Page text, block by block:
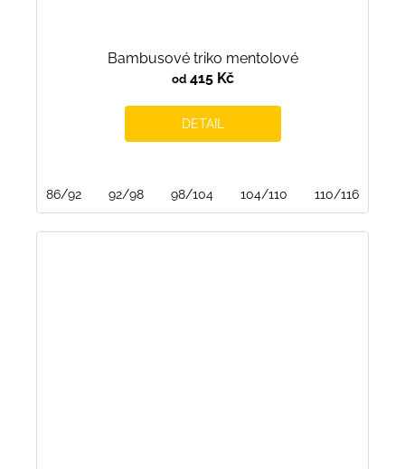
Bambusové triko mentolové
od415 Kč
DETAIL
86/92 92/98 98/104 104/110 110/116